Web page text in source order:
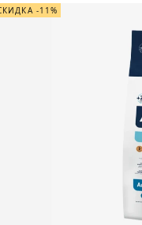
-11%